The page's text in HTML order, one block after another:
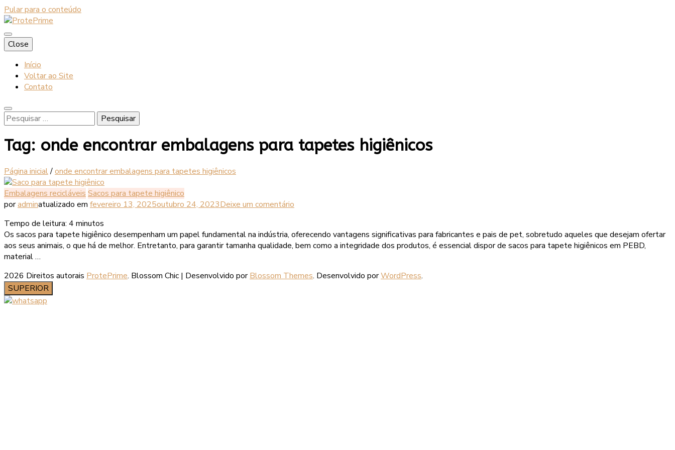
Pular para o conteúdo
ProtePrime
Blog
Close
Início
Voltar ao Site
Contato
Pesquisar
por:
Tag: onde encontrar embalagens para tapetes higiênicos
Página inicial/onde encontrar embalagens para tapetes higiênicos
Embalagens recicláveis Sacos para tapete higiênico
poradminatualizado em fevereiro 13, 2025outubro 24, 2023Deixe um comentário
Tempo de leitura: 4 minutos
Os sacos para tapete higiênico desempenham um papel fundamental na indústria, oferecendo vantagens significativas para fabricantes e pais de pet, sobretudo aqueles que desejam ofertar
aos seus animais, o que há de melhor. Entretanto, para garantir tamanha qualidade, bem como a integridade dos produtos, é essencial dispor de sacos para tapete higiênicos em PEBD,
material …
2026 Direitos autorais ProtePrime. Blossom Chic | Desenvolvido porBlossom Themes. Desenvolvido porWordPress.
SUPERIOR